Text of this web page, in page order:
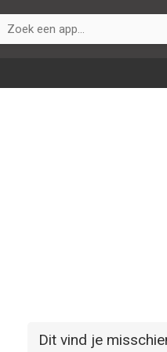
Dit vind je